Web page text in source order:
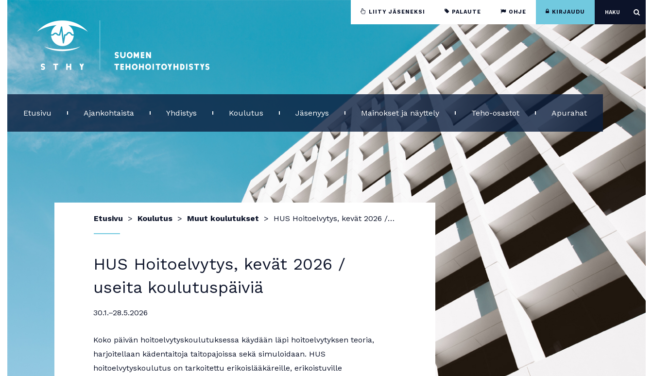
Etusivu Ajankohtaista Yhdistys Koulutus Jäsenyys Mainokset ja näyttely Teho-osastot Apurahat
LIITY JÄSENEKSI PALAUTE OHJE KIRJAUDU
Etusivu Koulutus Muut koulutukset HUS Hoitoelvytys, kevät 2026 / useita koulutuspäiviä
HUS Hoitoelvytys, kevät 2026 /
useita koulutuspäiviä
30.1.–28.5.2026
Koko päivän hoitoelvytyskoulutuksessa käydään läpi hoitoelvytyksen teoria,
harjoitellaan kädentaitoja taitopajoissa sekä simuloidaan. HUS
hoitoelvytyskoulutus on tarkoitettu erikoislääkäreille, erikoistuville